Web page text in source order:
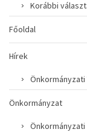
Korábbi
Főoldal
Hírek
Önkormányzati
Önkormányzat